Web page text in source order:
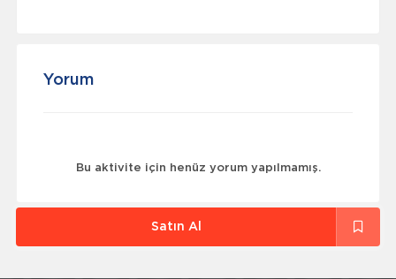
Yorum
Bu aktivite için henüz yorum yapılmamış.
Satın Al